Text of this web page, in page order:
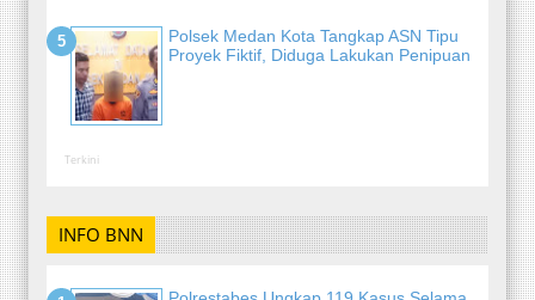
Polsek Medan Kota Tangkap ASN Tipu
Proyek Fiktif, Diduga Lakukan Penipuan
Terkini
INFO BNN